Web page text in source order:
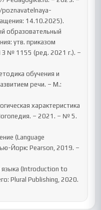
14.10.2025).
образовательный
утв. приказом
№ 1155 (ред. 2021 г.). –
обучения и
речи. – М.:
характеристика
– 2021. – № 5.
(Language
Йорк: Pearson, 2019. –
(Introduction to
Plural Publishing, 2020.